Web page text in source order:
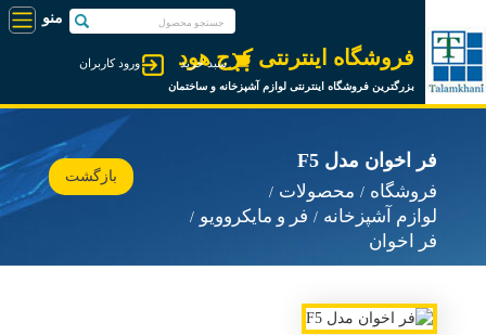
فروشگاه اینترنتی کرج هود
بزرگترین فروشگاه اینترنتی لوازم آشپزخانه و ساختمان
ورود کاربران سبد خرید
فر اخوان مدل F5
فروشگاه
محصولات
لوازم آشپزخانه
فر و مایکروویو
فر اخوان
بازگشت